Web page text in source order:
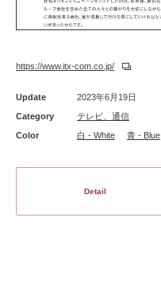
https://www.itx-com.co.jp/
Update
2023年6月19日
Category
テレビ、通信
Color
白 - White 青 - Blue
Detail